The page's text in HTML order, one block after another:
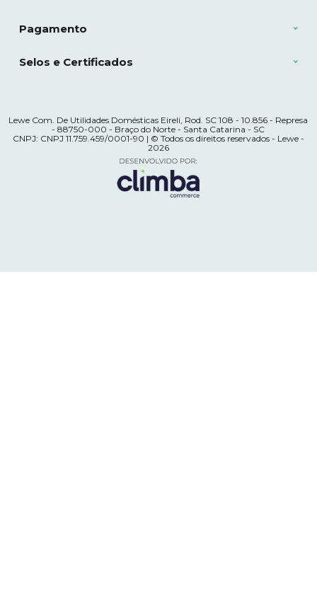
Pagamento
Selos e Certificados
Lewe Com. De Utilidades Domésticas Eireli, Rod. SC 108 - 10.856 - Represa
- 88750-000 - Braço do Norte - Santa Catarina - SC
CNPJ: CNPJ 11.759.459/0001-90 | © Todos os direitos reservados - Lewe -
2026